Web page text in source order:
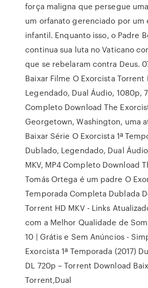
força maligna que persegue
um orfanato gerenciado por um
infantil. Enquanto isso, o Padre
continua sua luta no Vaticano
que se rebelaram contra Deus.
Baixar Filme O Exorcista Torrent
Legendado, Dual Áudio, 1080p,
Completo Download The
Georgetown, Washington, uma
Baixar Série O Exorcista 1ª
Dublado, Legendado, Dual
MKV, MP4 Completo Download
Tomás Ortega é um padre O
Temporada Completa Dublada
Torrent HD MKV - Links
com a Melhor Qualidade de
10 | Grátis e Sem Anúncios -
Exorcista 1ª Temporada (2017)
DL 720p – Torrent Download
Torrent,Dual